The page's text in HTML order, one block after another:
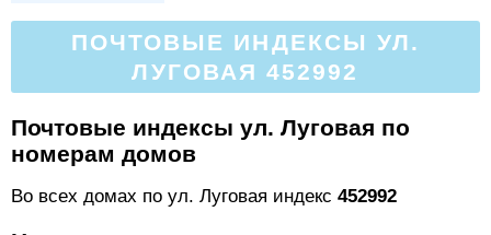
ПОЧТОВЫЕ ИНДЕКСЫ УЛ.
ЛУГОВАЯ 452992
Почтовые индексы ул. Луговая по
номерам домов
Во всех домах по ул. Луговая индекс 452992